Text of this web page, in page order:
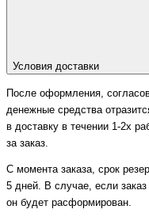
Условия доставки
После оформления,
денежные средства
в доставку в течении 1-2х
за заказ.
С момента заказа, срок
5 дней. В случае, если
он будет расформирован.